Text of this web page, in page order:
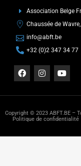
Association Belge
Chaussée de
info@abft.be
+32 (0)2 347 34 77
Copyright © 2023 ABFT.BE –
Politique de confidentialité